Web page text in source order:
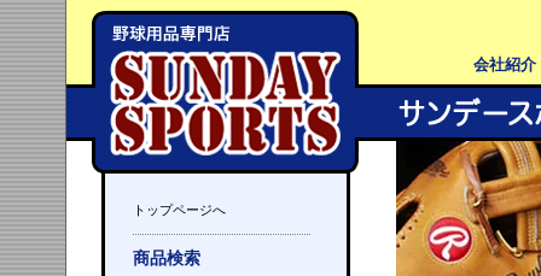
会社紹介
トップページへ
商品検索